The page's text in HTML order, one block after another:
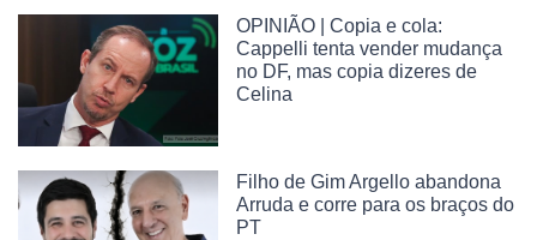
OPINIÃO | Copia e cola:
Cappelli tenta vender mudança
no DF, mas copia dizeres de
Celina
Filho de Gim Argello abandona
Arruda e corre para os braços do
PT